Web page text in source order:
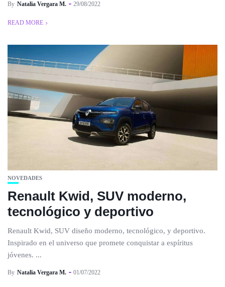
By Natalia Vergara M. 29/08/2022
READ MORE
NOVEDADES
Renault Kwid, SUV moderno,
tecnológico y deportivo
Renault Kwid, SUV diseño moderno, tecnológico, y deportivo.
Inspirado en el universo que promete conquistar a espíritus
jóvenes. ...
By Natalia Vergara M. 01/07/2022